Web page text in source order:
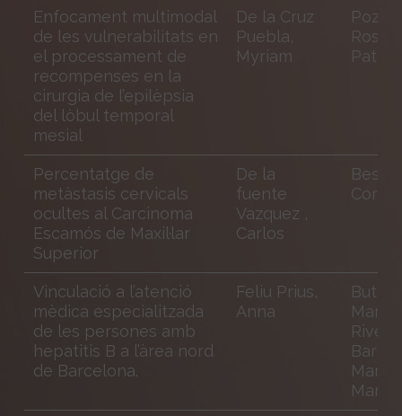
Enfocament multimodal
de les vulnerabilitats en
el processament de
recompenses en la
cirurgia de l’epilèpsia
del lòbul temporal
mesial
De la Cruz
Puebla,
Myriam
Pozo
Percentatge de
metàstasis cervicals
ocultes al Carcinoma
Escamós de Maxil·lar
Superior
De la
fuente
Vazquez ,
Carlos
Coro
Vinculació a l’atenció
mèdica especialitzada
de les persones amb
hepatitis B a l’àrea nord
de Barcelona.
Feliu Prius,
Anna
Buti
Maria;
Maria
Mar